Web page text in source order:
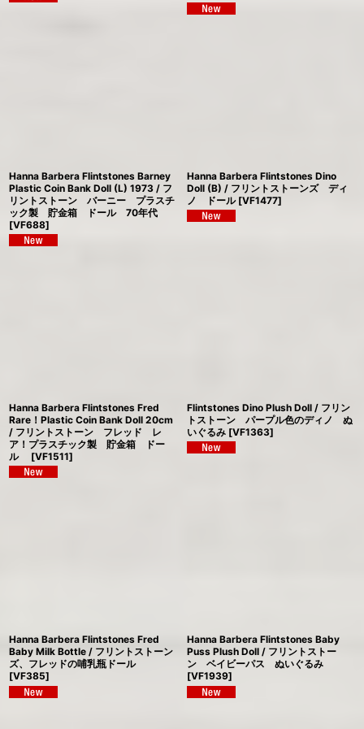
Hanna Barbera Flintstones Barney
Plastic Coin Bank Doll (L) 1973 / フ
リントストーン バーニー プラスチ
ック製 貯金箱 ドール 70年代
[VF688]
Hanna Barbera Flintstones Dino
Doll (B) / フリントストーンズ ディ
ノ ドール [VF1477]
Hanna Barbera Flintstones Fred
Rare！Plastic Coin Bank Doll 20cm
/ フリントストーン フレッド レ
ア！プラスチック製 貯金箱 ドー
ル
[VF1511]
Flintstones Dino Plush Doll / フリン
トストーン パープル色のディノ ぬ
いぐるみ [VF1363]
Hanna Barbera Flintstones Fred
Baby Milk Bottle / フリントストーン
ズ、フレッドの哺乳瓶ドール
[VF385]
Hanna Barbera Flintstones Baby
Puss Plush Doll / フリントストー
ン ベイビーパス ぬいぐるみ
[VF1939]